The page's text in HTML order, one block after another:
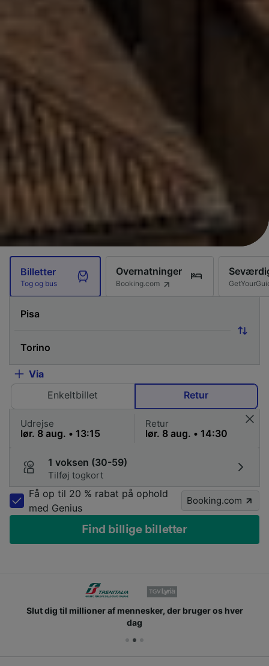
Billetter
Tog og bus
Overnatninger
Booking.com
Via
Enkeltbillet
Retur
Udrejse Retur
1 voksen (30-59)
Tilføj togkort
Få op til 20 % rabat på ophold
med Genius
Booking.com
Find billige billetter
Slut dig til millioner af mennesker, der bruger os hver
dag